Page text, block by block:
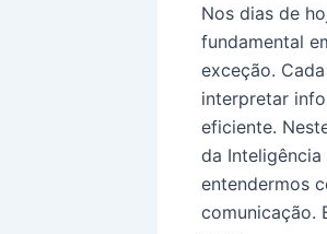
Nos dias de
fundamental
exceção.
interpretar
eficiente.
da
entendermos
comunicação.